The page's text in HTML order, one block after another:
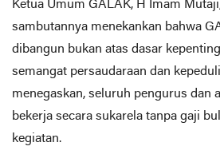
Ketua Umum GALAK, H Imam
sambutannya menekankan bahwa
dibangun bukan atas dasar
semangat persaudaraan dan
menegaskan, seluruh pengurus dan
bekerja secara sukarela tanpa gaji
kegiatan.